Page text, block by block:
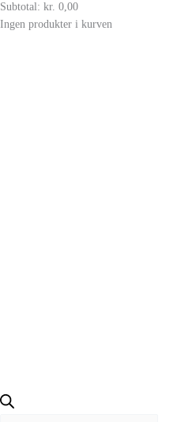
Subtotal: kr. 0,00
Ingen produkter i kurven